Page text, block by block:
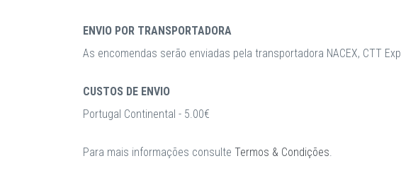
ENVIO POR TRANSPORTADORA
As encomendas serão enviadas pela transportadora NACEX, CTT
CUSTOS DE ENVIO
Portugal Continental - 5.00€
Para mais informações consulte Termos & Condições.